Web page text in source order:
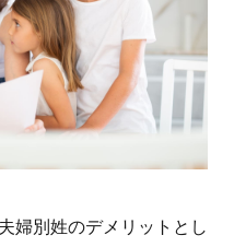
婦別姓のデメリットとし